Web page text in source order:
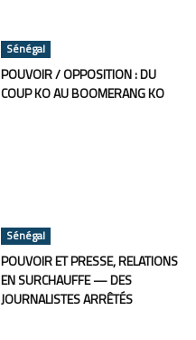
Sénégal
POUVOIR / OPPOSITION : DU
COUP KO AU BOOMERANG KO
Sénégal
POUVOIR ET PRESSE, RELATIONS
EN SURCHAUFFE — DES
JOURNALISTES ARRÊTÉS